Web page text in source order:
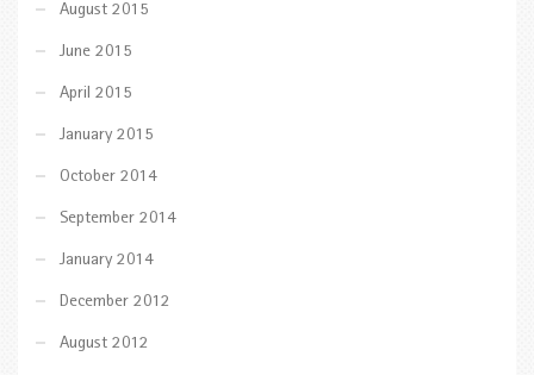
August 2015
June 2015
April 2015
January 2015
October 2014
September 2014
January 2014
December 2012
August 2012